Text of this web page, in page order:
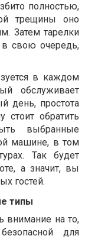
полностью,
трещины оно
Затем тарелки
свою очередь,
в каждом
обслуживает
день, простота
стоит обратить
выбранные
машине, в том
Так будет
а значит, вы
гостей.
типы
внимание на то,
для